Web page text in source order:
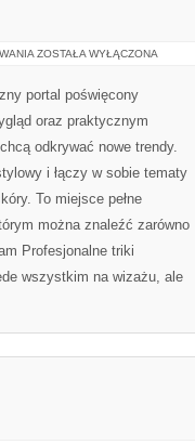
MODA
ZOSTAŁA WYŁĄCZONA
portal poświęcony
oraz praktycznym
odkrywać nowe trendy.
i łączy w sobie tematy
To miejsce pełne
można znaleźć zarówno
Profesjonalne triki
wszystkim na wizażu, ale